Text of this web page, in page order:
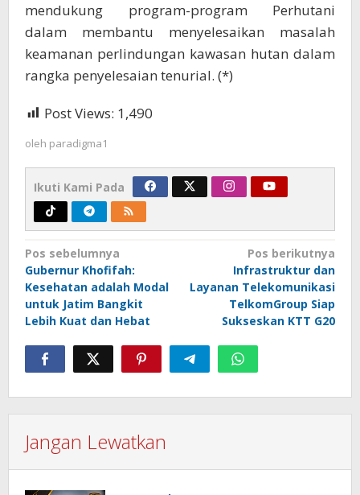
mendukung program-program Perhutani
dalam membantu menyelesaikan masalah
keamanan perlindungan kawasan hutan dalam
rangka penyelesaian tenurial. (*)
Post Views: 1,490
oleh paradigma1
Ikuti Kami Pada
Navigasi
pos
Pos sebelumnya
Gubernur Khofifah:
Kesehatan adalah Modal
untuk Jatim Bangkit
Lebih Kuat dan Hebat
Pos berikutnya
Infrastruktur dan
Layanan Telekomunikasi
TelkomGroup Siap
Sukseskan KTT G20
Jangan Lewatkan